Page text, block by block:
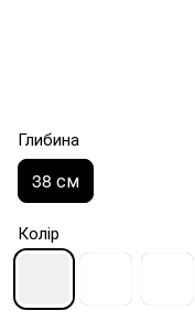
Глибина
38 см
Колір